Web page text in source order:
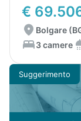
€
Bolgare
3 camere
Suggerimento